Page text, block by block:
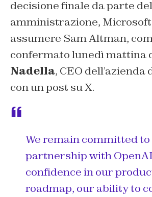
decisione finale da parte
amministrazione,
assumere Sam Altman,
confermato lunedì mattina
Nadella, CEO dell’azienda
con un post su X.
We remain committed
partnership with
confidence in our
roadmap, our ability to